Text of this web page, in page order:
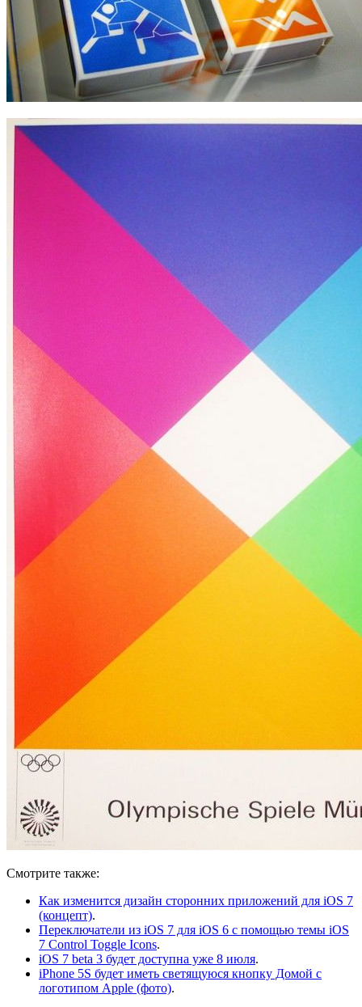
Смотрите также:
Как изменится дизайн сторонних приложений для iOS 7
(концепт).
Переключатели из iOS 7 для iOS 6 с помощью темы iOS
7 Control Toggle Icons.
iOS 7 beta 3 будет доступна уже 8 июля.
iPhone 5S будет иметь светящуюся кнопку Домой с
логотипом Apple (фото).